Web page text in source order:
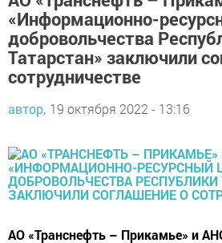
«Информационно-
добровольчества
Татарстан» заключили
сотрудничестве
автор, 19 октября 2022 - 13:16
АО «Транснефть – Прикамье» и